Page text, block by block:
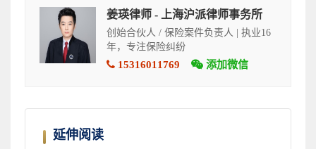
姜瑛律师 - 上海沪派律师事务所
创始合伙人 / 保险案件负责人 | 执业16
年，专注保险纠纷
15316011769 添加微信
延伸阅读